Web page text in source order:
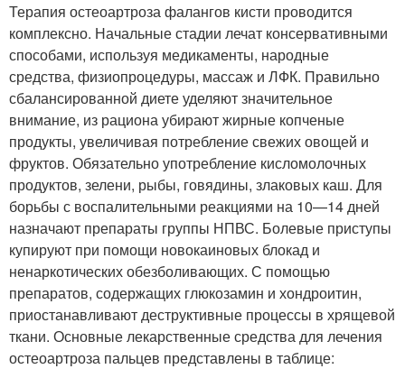
Терапия остеоартроза фалангов кисти проводится
комплексно. Начальные стадии лечат консервативными
способами, используя медикаменты, народные
средства, физиопроцедуры, массаж и ЛФК. Правильно
сбалансированной диете уделяют значительное
внимание, из рациона убирают жирные копченые
продукты, увеличивая потребление свежих овощей и
фруктов. Обязательно употребление кисломолочных
продуктов, зелени, рыбы, говядины, злаковых каш. Для
борьбы с воспалительными реакциями на 10—14 дней
назначают препараты группы НПВС. Болевые приступы
купируют при помощи новокаиновых блокад и
ненаркотических обезболивающих. С помощью
препаратов, содержащих глюкозамин и хондроитин,
приостанавливают деструктивные процессы в хрящевой
ткани. Основные лекарственные средства для лечения
остеоартроза пальцев представлены в таблице: